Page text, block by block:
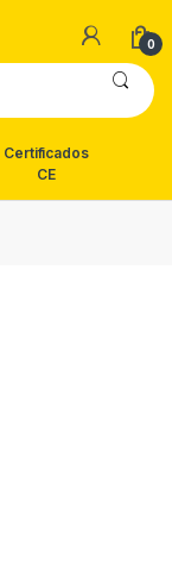
0
Certificados
CE